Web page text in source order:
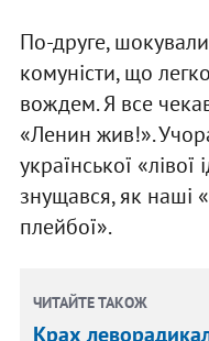
По-друге,
комуністи, що
вождем. Я все
«Ленин жив!».
української «лівої
знущався, як наші
плейбої».
ЧИТАЙТЕ ТАКОЖ
Крах